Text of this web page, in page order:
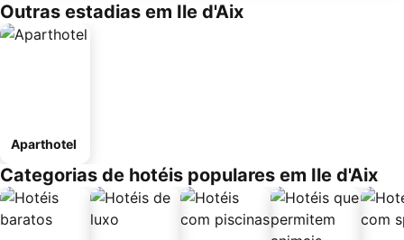
Outras estadias em Ile d'Aix
Aparthotel
Categorias de hotéis populares em Ile d'Aix